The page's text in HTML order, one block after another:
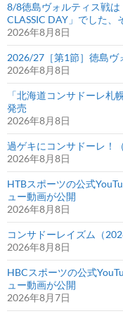
8/8徳島ヴォルティス戦は
CLASSIC DAY」でした
2026年8月8日
2026/27［第1節］徳島ヴ
2026年8月8日
「北海道コンサドーレ札
発売
2026年8月8日
過ゲキにコンサドーレ！
2026年8月8日
HTBスポーツの公式
ュー動画が公開
2026年8月8日
コンサドーレイズム（
2026年8月8日
HBCスポーツの公式
ュー動画が公開
2026年8月7日